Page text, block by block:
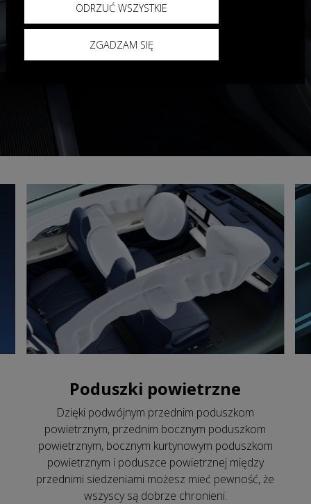
Poduszki powietrzne
Dzięki podwójnym przednim poduszkom
powietrznym, przednim bocznym poduszkom
powietrznym, bocznym kurtynowym poduszkom
powietrznym i poduszce powietrznej między
przednimi siedzeniami możesz mieć pewność, że
wszyscy są dobrze chronieni.
ODRZUĆ WSZYSTKIE
ZGADZAM SIĘ